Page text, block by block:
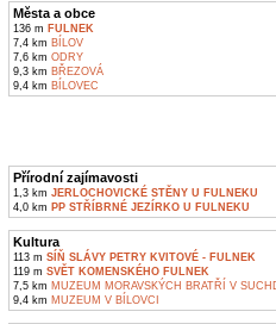
Města a obce
136 m FULNEK
7,4 km BÍLOV
7,6 km ODRY
9,3 km BŘEZOVÁ
9,4 km BÍLOVEC
Přírodní zajímavosti
1,3 km JERLOCHOVICKÉ STĚNY U FULNEKU
4,0 km PP STŘÍBRNÉ JEZÍRKO U FULNEKU
Kultura
113 m SÍŇ SLÁVY PETRY KVITOVÉ - FULNEK
119 m SVĚT KOMENSKÉHO FULNEK
7,5 km MUZEUM MORAVSKÝCH BRATŘÍ V
9,4 km MUZEUM V BÍLOVCI